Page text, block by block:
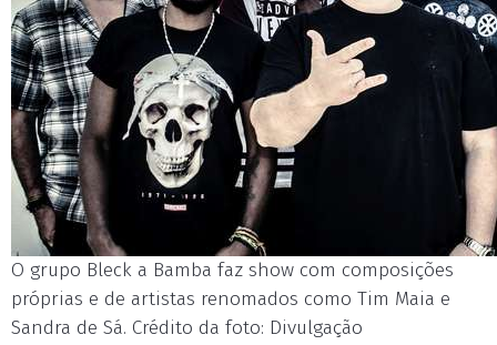
O grupo Bleck a Bamba faz show com composições
próprias e de artistas renomados como Tim Maia e
Sandra de Sá. Crédito da foto: Divulgação